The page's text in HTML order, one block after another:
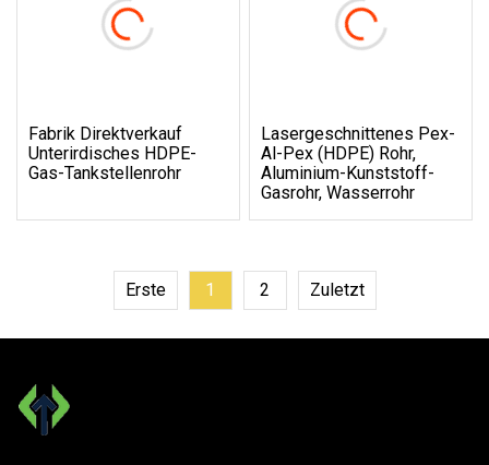
Fabrik Direktverkauf
Unterirdisches HDPE-
Gas-Tankstellenrohr
Lasergeschnittenes Pex-
Al-Pex (HDPE) Rohr,
Aluminium-Kunststoff-
Gasrohr, Wasserrohr
Erste 1 2 Zuletzt